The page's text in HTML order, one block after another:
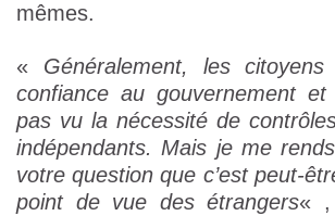
mêmes.
« Généralement, les
confiance au gouvernement et
pas vu la nécessité de
indépendants. Mais je me
votre question que c’est peut-
point de vue des étrangers« ,